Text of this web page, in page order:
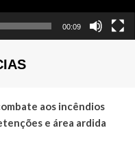
00:09
aos incêndios
e área ardida